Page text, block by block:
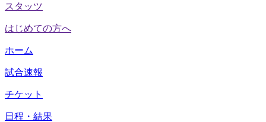
スタッツ
はじめての方へ
ホーム
試合速報
チケット
日程・結果